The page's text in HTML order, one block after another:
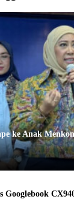
ke Anak
Googlebook